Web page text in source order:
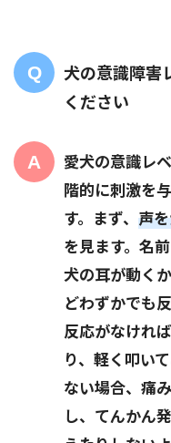
犬の意識障害
ください
愛犬の意識レ
階的に刺激を
す。まず、 声
を見ます。名
犬の耳が動く
どわずかでも
反応がなけれ
り、軽く叩い
ない場合、痛
し、てんかん